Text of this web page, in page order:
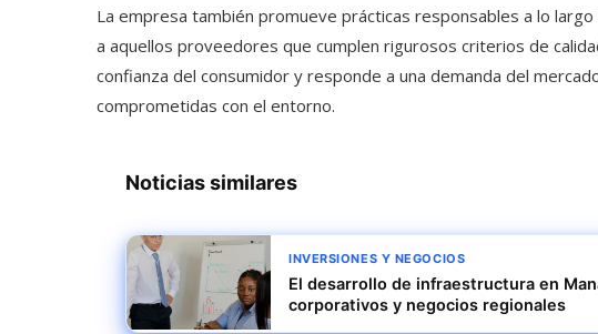
La empresa también promueve prácticas responsables a lo
a aquellos proveedores que cumplen rigurosos criterios de
confianza del consumidor y responde a una demanda del
comprometidas con el entorno.
Noticias similares
INVERSIONES Y NEGOCIOS
El desarrollo de infraestructura en
corporativos y negocios regionales